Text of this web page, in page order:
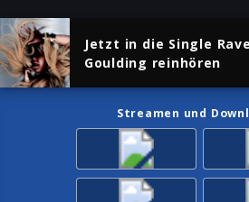
Jetzt in die Single
Goulding reinhören
Streamen und